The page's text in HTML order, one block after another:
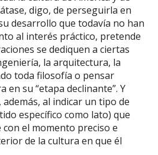
digo, de perseguirla en
desarrollo que todavía no han
al interés práctico, pretende
se dediquen a ciertas
la arquitectura, la
toda filosofía o pensar
en su “etapa declinante”. Y
al indicar un tipo de
específico como lato) que
el momento preciso e
de la cultura en que él